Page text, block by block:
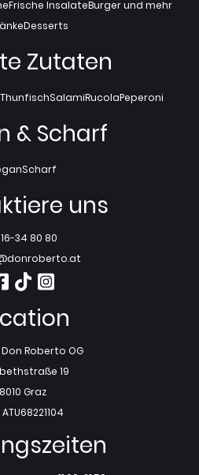
Frische InsalateBurger und mehr
Desserts
Zutaten
ThunfischSalamiRucolaPeperoni
& Scharf
Scharf
uns
34 80 80
Don Roberto OG
19
8010 Graz
ATU68221104